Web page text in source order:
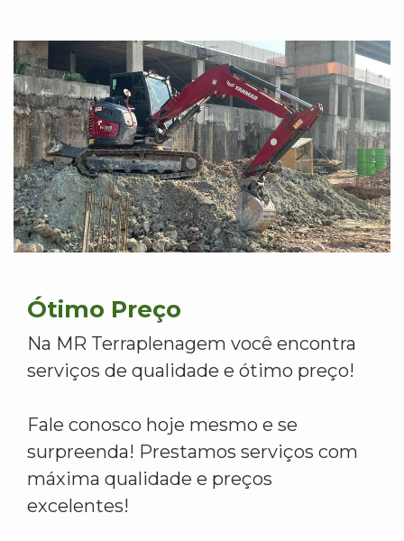
Ótimo Preço
Na MR Terraplenagem você encontra
serviços de qualidade e ótimo preço!
Fale conosco hoje mesmo e se
surpreenda! Prestamos serviços com
máxima qualidade e preços
excelentes!